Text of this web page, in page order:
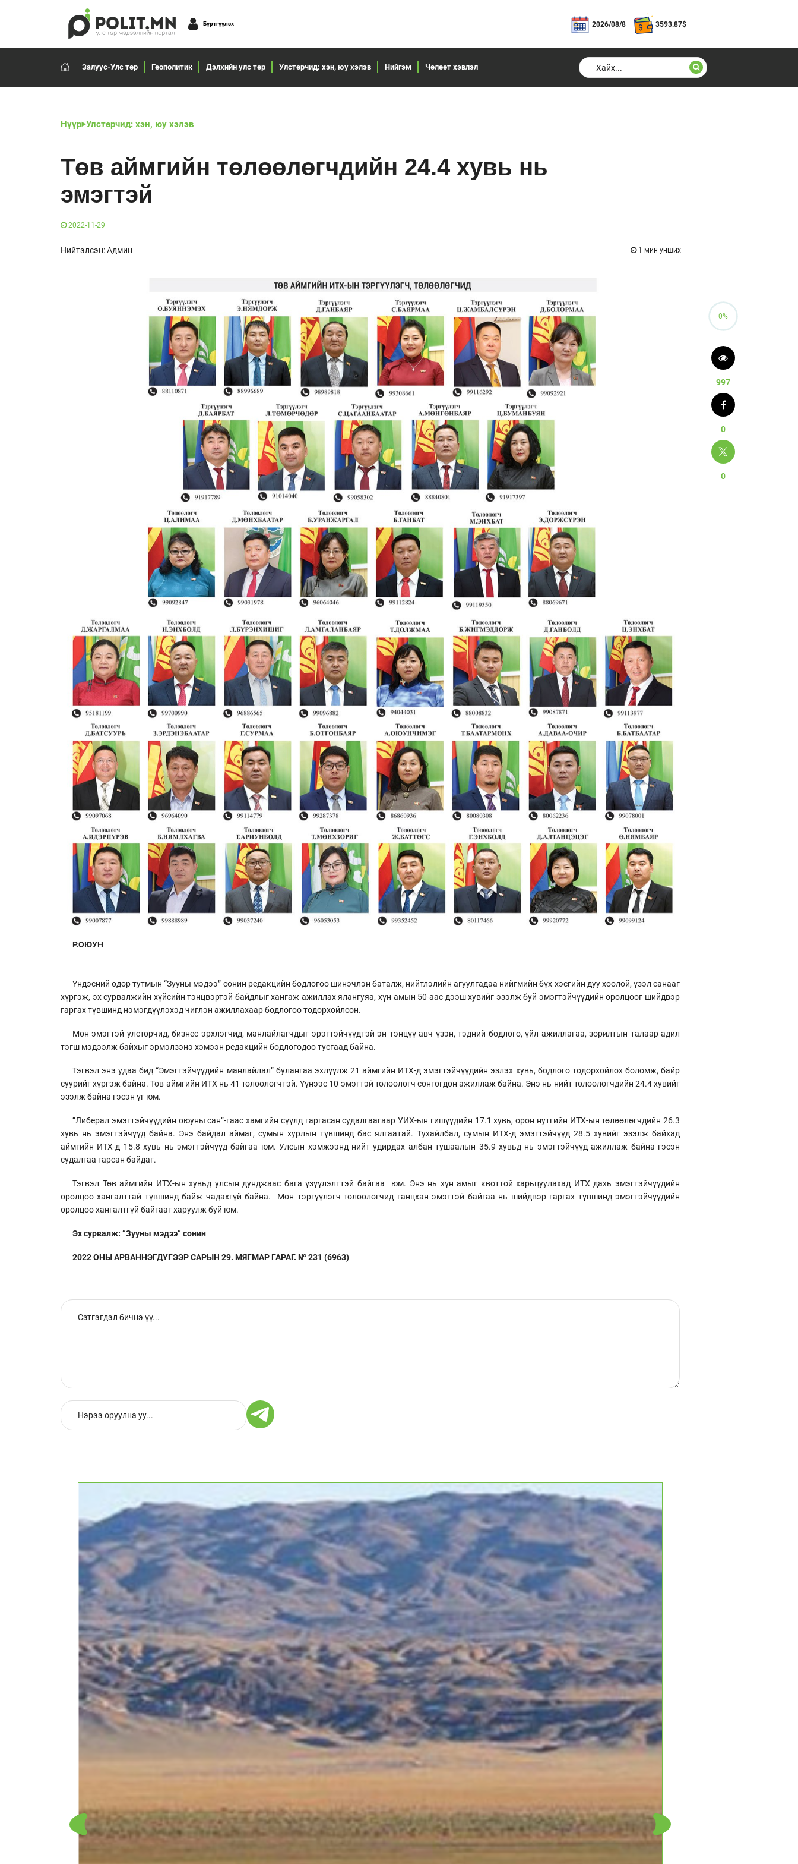
Бүртгүүлэх 2026/08/8 3593.87$
Залуус-Улс төр Геополитик Дэлхийн улс төр Улстөрчид: хэн, юу хэлэв Нийгэм Чөлөөт хэвлэл
Нүүр Улстөрчид: хэн, юу хэлэв
Төв аймгийн төлөөлөгчдийн 24.4 хувь нь
эмэгтэй
2022-11-29
Нийтэлсэн: Админ 1 мин унших
Р.ОЮУН
Үндэсний өдөр тутмын “Зууны мэдээ” сонин редакцийн бодлогоо шинэчлэн баталж, нийтлэлийн агуулгадаа нийгмийн бүх хэсгийн дуу хоолой, үзэл санааг
хүргэж, эх сурвалжийн хүйсийн тэнцвэртэй байдлыг хангаж ажиллах ялангуяа, хүн амын 50-аас дээш хувийг эзэлж буй эмэгтэйчүүдийн оролцоог шийдвэр
гаргах түвшинд нэмэгдүүлэхэд чиглэн ажиллахаар бодлогоо тодорхойлсон.
Мөн эмэгтэй улстөрчид, бизнес эрхлэгчид, манлайлагчдыг эрэгтэйчүүдтэй эн тэнцүү авч үзэн, тэдний бодлого, үйл ажиллагаа, зорилтын талаар адил
тэгш мэдээлж байхыг эрмэлзэнэ хэмээн редакцийн бодлогодоо тусгаад байна.
Тэгвэл энэ удаа бид “Эмэгтэйчүүдийн манлайлал” булангаа эхлүүлж 21 аймгийн ИТХ-д эмэгтэйчүүдийн эзлэх хувь, бодлого тодорхойлох боломж, байр
суурийг хүргэж байна. Төв аймгийн ИТХ нь 41 төлөөлөгчтэй. Үүнээс 10 эмэгтэй төлөөлөгч сонгогдон ажиллаж байна. Энэ нь нийт төлөөлөгчдийн 24.4 хувийг
эзэлж байна гэсэн үг юм.
“Либерал эмэгтэйчүүдийн оюуны сан”-гаас хамгийн сүүлд гаргасан судалгаагаар УИХ-ын гишүүдийн 17.1 хувь, орон нутгийн ИТХ-ын төлөөлөгчдийн 26.3
хувь нь эмэгтэйчүүд байна. Энэ байдал аймаг, сумын хурлын түвшинд бас ялгаатай. Тухайлбал, сумын ИТХ-д эмэгтэйчүүд 28.5 хувийг эзэлж байхад
аймгийн ИТХ-д 15.8 хувь нь эмэгтэйчүүд байгаа юм. Улсын хэмжээнд нийт удирдах албан тушаалын 35.9 хувьд нь эмэгтэйчүүд ажиллаж байна гэсэн
судалгаа гарсан байдаг.
Тэгвэл Төв аймгийн ИТХ-ын хувьд улсын дунджаас бага үзүүлэлттэй байгаа юм. Энэ нь хүн амыг квоттой харьцуулахад ИТХ дахь эмэгтэйчүүдийн
оролцоо хангалттай түвшинд байж чадахгүй байна. Мөн тэргүүлэгч төлөөлөгчид ганцхан эмэгтэй байгаа нь шийдвэр гаргах түвшинд эмэгтэйчүүдийн
оролцоо хангалтгүй байгааг харуулж буй юм.
Эх сурвалж: “Зууны мэдээ” сонин
2022 ОНЫ АРВАННЭГДҮГЭЭР САРЫН 29. МЯГМАР ГАРАГ. № 231 (6963)
0%
997
0
0